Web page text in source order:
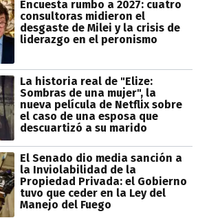
Encuesta rumbo a 2027: cuatro
consultoras midieron el
desgaste de Milei y la crisis de
liderazgo en el peronismo
La historia real de "Elize:
Sombras de una mujer", la
nueva película de Netflix sobre
el caso de una esposa que
descuartizó a su marido
El Senado dio media sanción a
la Inviolabilidad de la
Propiedad Privada: el Gobierno
tuvo que ceder en la Ley del
Manejo del Fuego